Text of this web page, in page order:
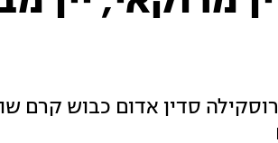
סדין אדום כבוש קרם